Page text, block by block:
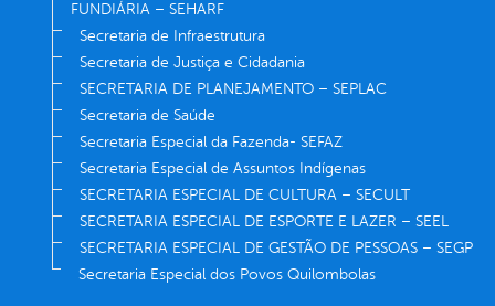
FUNDIÁRIA – SEHARF
Secretaria de Infraestrutura
Secretaria de Justiça e Cidadania
SECRETARIA DE PLANEJAMENTO – SEPLAC
Secretaria de Saúde
Secretaria Especial da Fazenda- SEFAZ
Secretaria Especial de Assuntos Indígenas
SECRETARIA ESPECIAL DE CULTURA – SECULT
SECRETARIA ESPECIAL DE ESPORTE E LAZER – SEEL
SECRETARIA ESPECIAL DE GESTÃO DE PESSOAS – SEGP
Secretaria Especial dos Povos Quilombolas